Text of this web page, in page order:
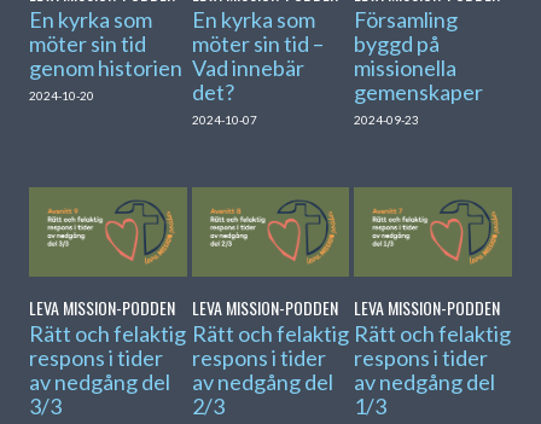
En kyrka som
möter sin tid
genom historien
2024-10-20
En kyrka som
möter sin tid –
Vad innebär
det?
2024-10-07
Församling
byggd på
missionella
gemenskaper
2024-09-23
LEVA MISSION-PODDEN
Rätt och felaktig
respons i tider
av nedgång del
3/3
LEVA MISSION-PODDEN
Rätt och felaktig
respons i tider
av nedgång del
2/3
LEVA MISSION-PODDEN
Rätt och felaktig
respons i tider
av nedgång del
1/3